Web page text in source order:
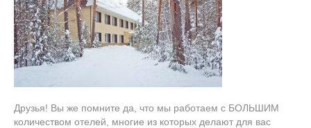
Друзья! Вы же помните да, что мы работаем с БОЛЬШИМ
количеством отелей, многие из которых делают для вас